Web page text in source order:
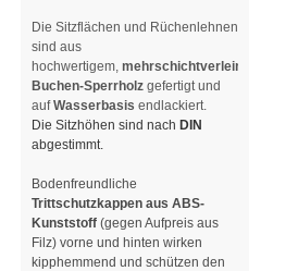
Die Sitzflächen und Rüchenlehnen
sind aus
hochwertigem, mehrschichtverleimtem
Buchen-Sperrholz gefertigt und
aufWasserbasis endlackiert.
Die Sitzhöhen sind nach DIN
abgestimmt.
Bodenfreundliche
Trittschutzkappen aus ABS-
Kunststoff(gegen Aufpreis aus
Filz) vorne und hinten wirken
kipphemmend und schützen den